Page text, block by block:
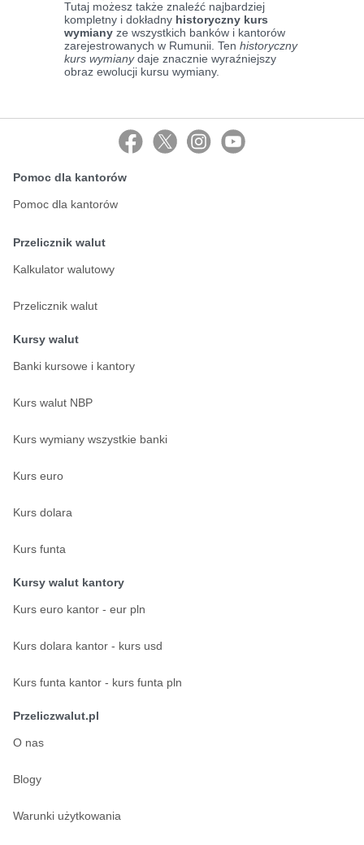
Tutaj możesz także znaleźć najbardziej
kompletny i dokładny historyczny kurs
wymiany ze wszystkich banków i kantorów
zarejestrowanych w Rumunii. Ten historyczny
kurs wymianydaje znacznie wyraźniejszy
obraz ewolucji kursu wymiany.
Pomoc dla kantorów
Pomoc dla kantorów
Przelicznik walut
Kalkulator walutowy
Przelicznik walut
Kursy walut
Banki kursowe i kantory
Kurs walut NBP
Kurs wymiany wszystkie banki
Kurs euro
Kurs dolara
Kurs funta
Kursy walut kantory
Kurs euro kantor - eur pln
Kurs dolara kantor - kurs usd
Kurs funta kantor - kurs funta pln
Przeliczwalut.pl
O nas
Blogy
Warunki użytkowania